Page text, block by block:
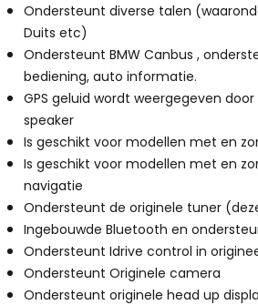
Ondersteunt diverse talen
Duits etc)
Ondersteunt BMW Canbus ,
bediening, auto informatie.
GPS geluid wordt weergegeven
speaker
Is geschikt voor modellen met en
Is geschikt voor modellen met en
navigatie
Ondersteunt de originele tuner
Ingebouwde Bluetooth en
Ondersteunt Idrive control in
Ondersteunt Originele camera
Ondersteunt originele head up